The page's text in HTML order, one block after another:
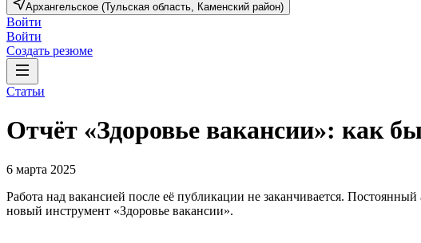
Архангельское (Тульская область, Каменский район)
Войти
Войти
Создать резюме
Статьи
Отчёт «Здоровье вакансии»: как
6 марта 2025
Работа над вакансией после её публикации не заканчивается.
новый инструмент «Здоровье вакансии».